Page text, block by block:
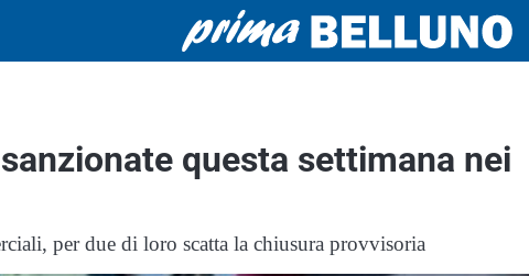
questa settimana nei
per due di loro scatta la chiusura provvisoria